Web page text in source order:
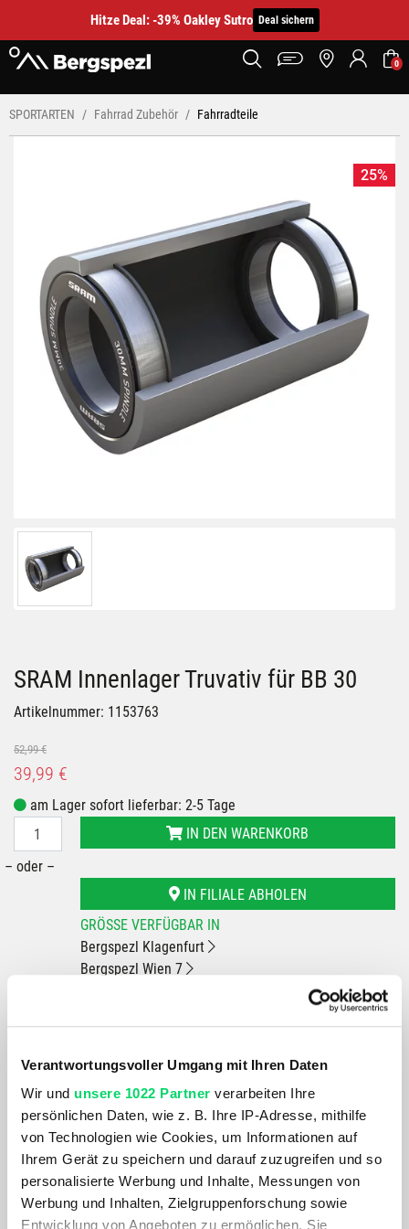
Verantwortungsvoller Umgang mit Ihren Daten
Wir und unsere 1022 Partner verarbeiten Ihre
persönlichen Daten, wie z. B. Ihre IP-Adresse, mithilfe
von Technologien wie Cookies, um Informationen auf
Ihrem Gerät zu speichern und darauf zuzugreifen und so
personalisierte Werbung und Inhalte, Messungen von
Werbung und Inhalten, Zielgruppenforschung sowie
Entwicklung von Angeboten zu ermöglichen. Sie
Hitze Deal: -39% Oakley Sutro Deal sichern
0
SPORTARTEN Fahrrad Zubehör Fahrradteile
25%
SRAM Innenlager Truvativ für BB 30
Artikelnummer: 1153763
52,99 €
39,99 €
am Lager sofort lieferbar: 2-5 Tage
IN DEN WARENKORB
– oder –
IN FILIALE ABHOLEN
GRÖSSE VERFÜGBAR IN
Bergspezl Klagenfurt
Bergspezl Wien 7
BESCHREIBUNG
Das Innenlager BB30 - benannt nach dem benötigten
Wellendurchmesser - ermöglicht einen schmaleren
Pedalabstand (Q-Faktor), vergrößert die Fersenfreiheit und